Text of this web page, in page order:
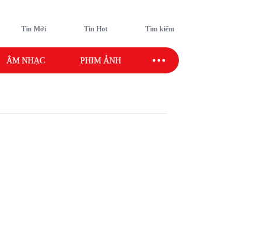
Tin Mới Tin Hot Tìm kiếm
ÂM NHẠC PHIM ẢNH SAO SPORT